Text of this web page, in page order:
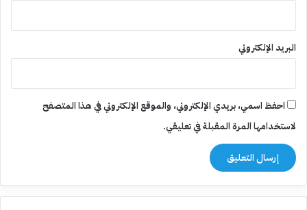
البريد الإلكتروني
احفظ اسمي، بريدي الإلكتروني، والموقع الإلكتروني في هذا المتصفح
لاستخدامها المرة المقبلة في تعليقي.